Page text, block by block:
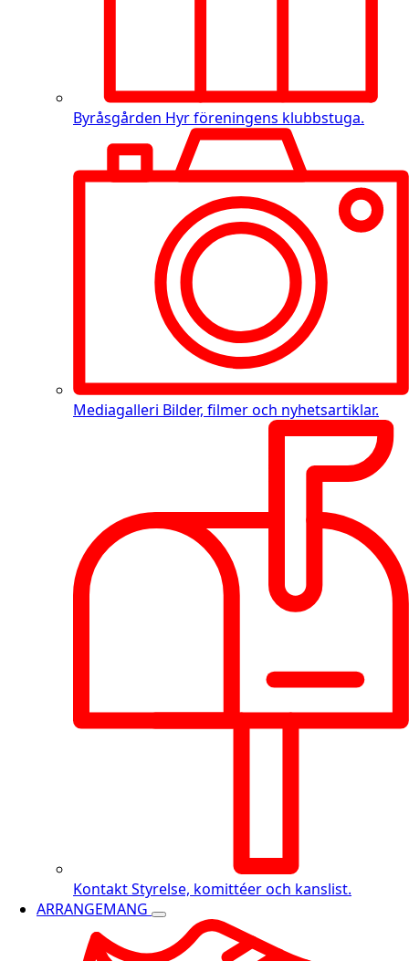
Byråsgården Hyr föreningens klubbstuga.
Mediagalleri Bilder, filmer och nyhetsartiklar.
KontaktStyrelse, komittéer och kanslist.
ARRANGEMANG